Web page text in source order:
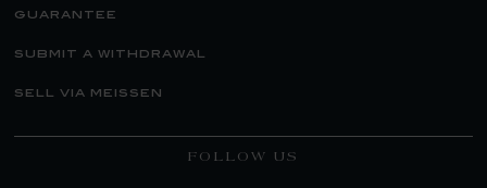
guarantee
submit a withdrawal
sell via meissen
FOLLOW US